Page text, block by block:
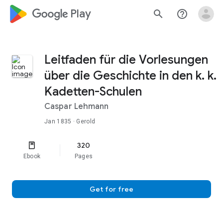
google_logo Play search help_outline
Leitfaden für die Vorlesungen
über die Geschichte in den k. k.
Kadetten-Schulen
Caspar Lehmann
Jan 1835 · Gerold
Ebook
320
Pages
Get for free